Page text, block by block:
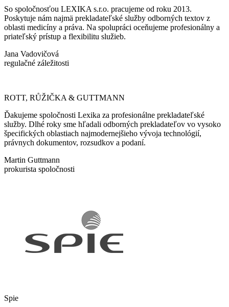
So spoločnosťou LEXIKA s.r.o. pracujeme od roku 2013.
Poskytuje nám najmä prekladateľské služby odborných textov z
oblasti medicíny a práva. Na spolupráci oceňujeme profesionálny a
priateľský prístup a flexibilitu služieb.
Jana Vadovičová
regulačné záležitosti
ROTT, RŮŽIČKA & GUTTMANN
Ďakujeme spoločnosti Lexika za profesionálne prekladateľské
služby. Dlhé roky sme hľadali odborných prekladateľov vo vysoko
špecifických oblastiach najmodernejšieho vývoja technológií,
právnych dokumentov, rozsudkov a podaní.
Martin Guttmann
prokurista spoločnosti
Spie